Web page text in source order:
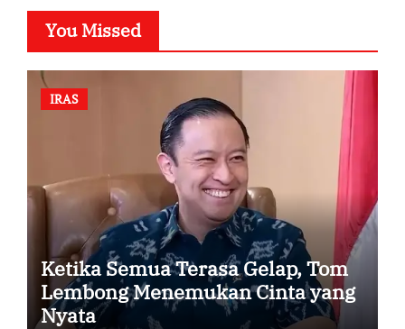
You Missed
IRAS
Ketika Semua Terasa Gelap, Tom
Lembong Menemukan Cinta yang
Nyata